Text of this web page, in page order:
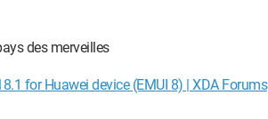
des merveilles
for Huawei device (EMUI 8) | XDA Forums